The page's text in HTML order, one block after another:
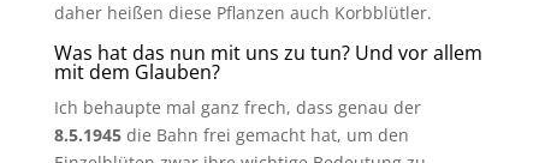
daher heißen diese Pflanzen auch Korbblütler.
Was hat das nun mit uns zu tun? Und vor allem
mit dem Glauben?
Ich behaupte mal ganz frech, dass genau der
8.5.1945die Bahn frei gemacht hat, um den